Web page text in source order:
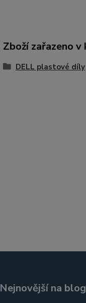
Zboží zařazeno
DELL plastové díly
Nejnovější na